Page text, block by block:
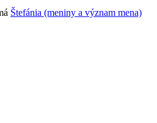
Štefánia (meniny a význam mena)